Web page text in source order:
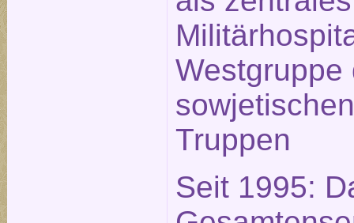
Westgruppe
sowjetischen
Truppen
Seit 1995: